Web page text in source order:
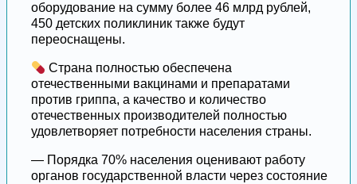
оборудование на сумму более 46 млрд рублей,
450 детских поликлиник также будут
переоснащены.
Страна полностью обеспечена
отечественными вакцинами и препаратами
против гриппа, а качество и количество
отечественных производителей полностью
удовлетворяет потребности населения страны.
— Порядка 70% населения оценивают работу
органов государственной власти через состояние